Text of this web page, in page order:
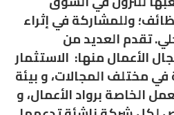
وللمشاركة في إثراء
تقدم العديد من
الأعمال منها: الاستثمار
في مختلف المجالات، و بيئة
الخاصة برواد الأعمال، و